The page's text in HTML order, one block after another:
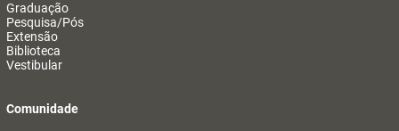
Graduação
Pesquisa/Pós
Extensão
Biblioteca
Vestibular
Comunidade